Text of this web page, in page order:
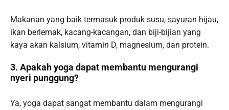
Makanan yang baik termasuk produk susu, sayuran hijau,
ikan berlemak, kacang-kacangan, dan biji-bijian yang
kaya akan kalsium, vitamin D, magnesium, dan protein.
3. Apakah yoga dapat membantu mengurangi
nyeri punggung?
Ya, yoga dapat sangat membantu dalam mengurangi